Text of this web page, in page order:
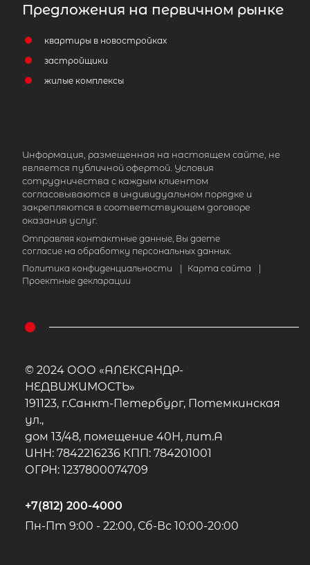
Жилой дом площадью 40 м 2
Ленинградская область,
район, Гончаровское сельское
Количество соток
Предложения на первичном рынке
квартиры в новостройках
застройщики
жилые комплексы
Информация, размещенная на настоящем сайте, не
является публичной офертой. Условия
сотрудничества с каждым клиентом
согласовываются в индивидуальном порядке и
закрепляются в соответствующем договоре
оказания услуг.
Отправляя контактные данные, Вы даете
согласие на обработку персональных данных.
Политика конфиденциальности
Карта сайта
Проектные декларации
© 2024 ООО «АЛЕКСАНДР-
НЕДВИЖИМОСТЬ»
191123, г.Санкт-Петербург, Потемкинская
ул.,
дом 13/48, помещение 40Н, лит.А
ИНН: 7842216236 КПП: 784201001
ОГРН: 1237800074709
+7(812) 200-4000
Пн-Пт 9:00 - 22:00, Сб-Вс 10:00-20:00